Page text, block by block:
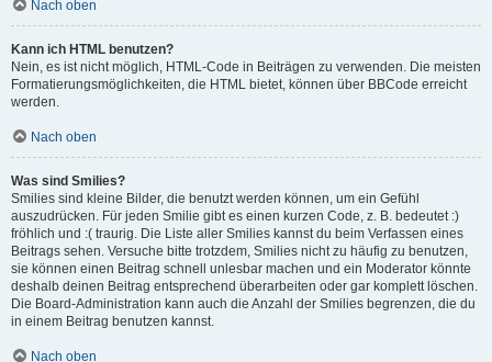
Nach oben
Kann ich HTML benutzen?
Nein, es ist nicht möglich, HTML-Code in Beiträgen zu verwenden. Die meisten
Formatierungsmöglichkeiten, die HTML bietet, können über BBCode erreicht
werden.
Nach oben
Was sind Smilies?
Smilies sind kleine Bilder, die benutzt werden können, um ein Gefühl
auszudrücken. Für jeden Smilie gibt es einen kurzen Code, z. B. bedeutet :)
fröhlich und :( traurig. Die Liste aller Smilies kannst du beim Verfassen eines
Beitrags sehen. Versuche bitte trotzdem, Smilies nicht zu häufig zu benutzen,
sie können einen Beitrag schnell unlesbar machen und ein Moderator könnte
deshalb deinen Beitrag entsprechend überarbeiten oder gar komplett löschen.
Die Board-Administration kann auch die Anzahl der Smilies begrenzen, die du
in einem Beitrag benutzen kannst.
Nach oben